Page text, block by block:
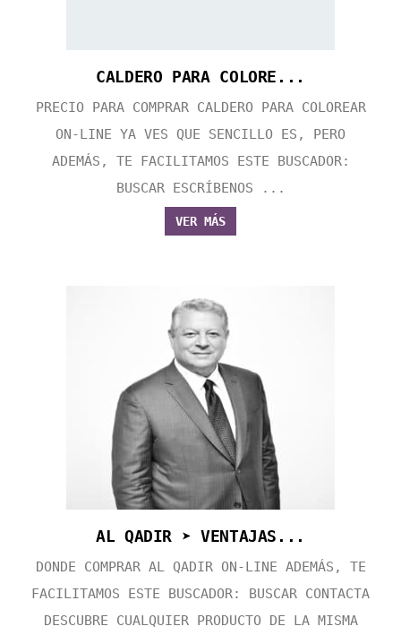
CALDERO PARA COLORE...
PRECIO PARA COMPRAR CALDERO PARA COLOREAR
ON-LINE YA VES QUE SENCILLO ES, PERO
ADEMÁS, TE FACILITAMOS ESTE BUSCADOR:
BUSCAR ESCRÍBENOS ...
VER MÁS
AL QADIR ➤ VENTAJAS...
DONDE COMPRAR AL QADIR ON-LINE ADEMÁS, TE
FACILITAMOS ESTE BUSCADOR: BUSCAR CONTACTA
DESCUBRE CUALQUIER PRODUCTO DE LA MISMA